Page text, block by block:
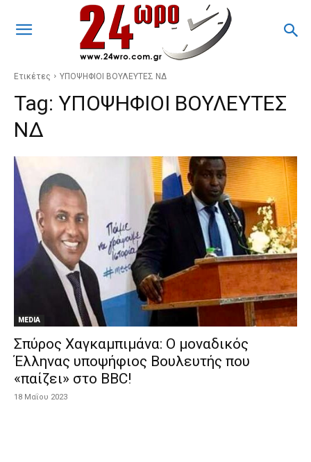
Ετικέτες ΥΠΟΨΗΦΙΟΙ ΒΟΥΛΕΥΤΕΣ ΝΔ
Tag: ΥΠΟΨΗΦΙΟΙ ΒΟΥΛΕΥΤΕΣ
ΝΔ
MEDIA
Σπύρος Χαγκαμπιμάνα: Ο μοναδικός
Έλληνας υποψήφιος Βουλευτής που
«παίζει» στο BBC!
18 Μαΐου 2023